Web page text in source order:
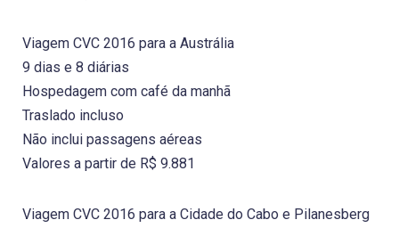
Viagem CVC 2016 para a Austrália
9 dias e 8 diárias
Hospedagem com café da manhã
Traslado incluso
Não inclui passagens aéreas
Valores a partir de R$ 9.881
Viagem CVC 2016 para a Cidade do Cabo e Pilanesberg